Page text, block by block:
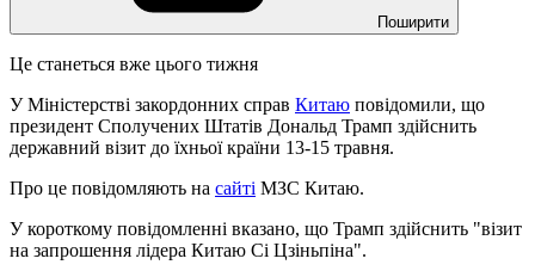
Поширити
Це станеться вже цього тижня
У Міністерстві закордонних справ Китаю повідомили, що
президент Сполучених Штатів Дональд Трамп здійснить
державний візит до їхньої країни 13-15 травня.
Про це повідомляють на сайті МЗС Китаю.
У короткому повідомленні вказано, що Трамп здійснить "візит
на запрошення лідера Китаю Сі Цзіньпіна".